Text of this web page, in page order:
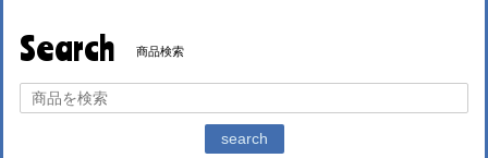
Search 商品検索
search